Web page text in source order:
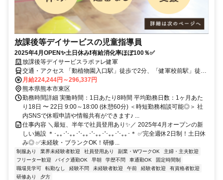
放課後等デイサービスの児童指導員
2025年4月OPEN✨土日休み❗有給消化率ほぼ100％✅
放課後等デイサービスラポァレ健軍
交通・アクセス 「動植物園入口駅」徒歩で2分、「健軍校前駅」徒歩
3分
月給224,244円～296,337円
熊本県熊本市東区
勤務時間詳細 実働時間：1日あたり8時間 平均勤務日数：1ヶ月あた
り18日 〜 22日 9:00～18:00 (休憩60分) ＜時短勤務相談可能◎＞ 社
内SNSで休暇申請や情報共有ができます♪ ...
仕事内容 ＼最短、半年で社員登用あり✨／ 2025年4月オープンの新
しい施設 ＊･｡｡･'･｡｡･'･｡｡･'･｡｡･'･｡｡･'･｡｡･＊ ✅完全週休2日制！土日休
み◎ ✅未経験・ブランクOK！研修...
制服あり 業界未経験者歓迎 社員登用あり 副業・WワークOK
主婦・主夫歓迎
フリーター歓迎
バイク通勤OK 早朝 学歴不問 車通勤OK
固定時間制
職場見学可
転勤なし 経験不問 未経験者歓迎 午前 経験者歓迎
有資格者歓迎
研修あり
夕方